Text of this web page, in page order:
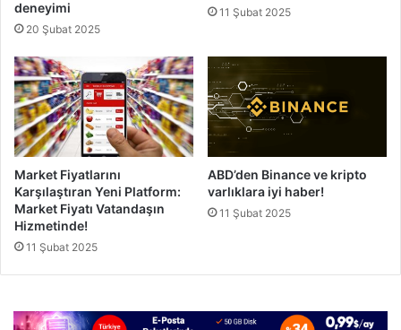
deneyimi
20 Şubat 2025
11 Şubat 2025
Market Fiyatlarını
Karşılaştıran Yeni Platform:
Market Fiyatı Vatandaşın
Hizmetinde!
11 Şubat 2025
ABD’den Binance ve kripto
varlıklara iyi haber!
11 Şubat 2025